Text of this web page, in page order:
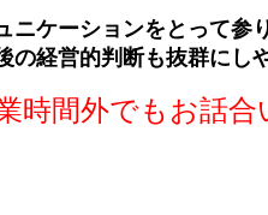
ケーションをとって参
経営的判断も抜群にし
間外でもお話合